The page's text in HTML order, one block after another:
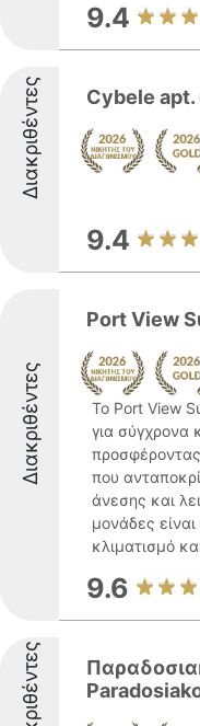
9.4
Διακριθέντες Cybele
9.4
Διακριθέντες
Port View
Το Port View
για σύγχρονα
προσφέροντας
που
άνεσης και
μονάδες
κλιματισμό
9.6